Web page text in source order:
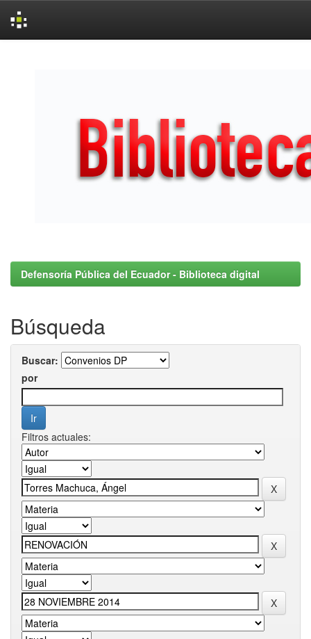
Defensoría Pública del Ecuador - Biblioteca digital
Búsqueda
Buscar:
por
Filtros actuales: